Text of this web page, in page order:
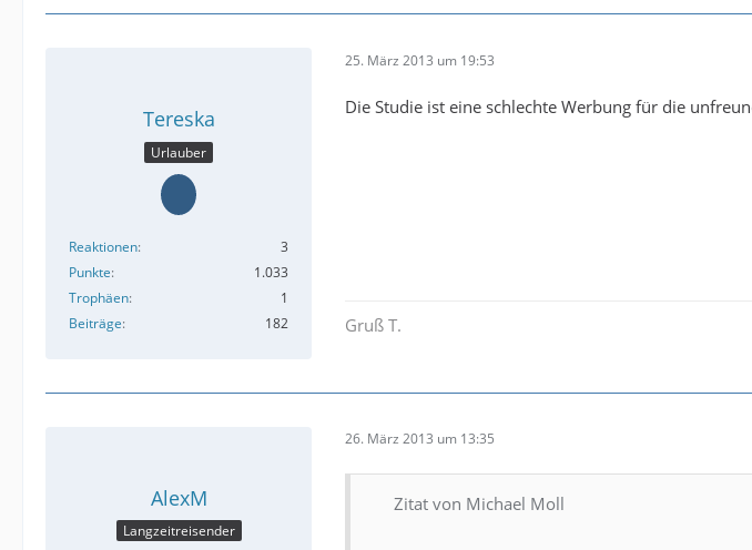
Tereska
Urlauber
Reaktionen
3
Punkte
1.033
Trophäen
1
Beiträge
182
25. März 2013 um 19:53
Die Studie ist eine schlechte Werbung für die
Gruß T.
AlexM
Langzeitreisender
26. März 2013 um 13:35
Zitat von Michael Moll